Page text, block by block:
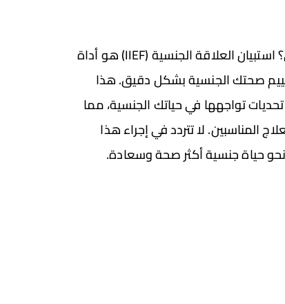
هل تشعر بقلق بشأن أدائك الجنسي؟ استبيان العلاقة الجنسية (IIEF) هو أداة
صحتك الجنسية بشكل دقيق. هذا
تواجهها في حياتك الجنسية، مما
المناسبين. لا تتردد في إجراء هذا
حياة جنسية أكثر صحة وسعادة.